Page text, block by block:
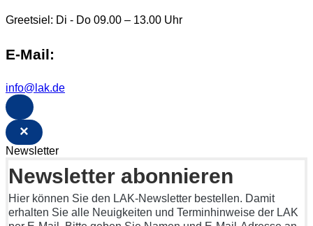
Greetsiel: Di - Do 09.00 – 13.00 Uhr
E-Mail:
info@lak.de
×
Newsletter
Newsletter abonnieren
Hier können Sie den LAK-Newsletter bestellen. Damit
erhalten Sie alle Neuigkeiten und Terminhinweise der LAK